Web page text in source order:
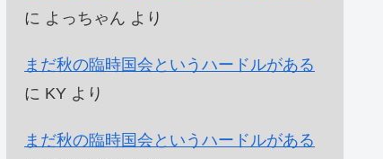
に よっちゃん より
まだ秋の臨時国会というハードルがある
に KY より
まだ秋の臨時国会というハードルがある